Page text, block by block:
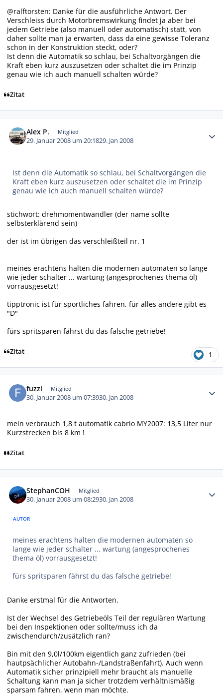
@ralftorsten: Danke für die ausführliche Antwort. Der
Verschleiss durch Motorbremswirkung findet ja aber bei
jedem Getriebe (also manuell oder automatisch) statt, von
daher sollte man ja erwarten, dass da eine gewisse Toleranz
schon in der Konstruktion steckt, oder?
Ist denn die Automatik so schlau, bei Schaltvorgängen die
Kraft eben kurz auszusetzen oder schaltet die im Prinzip
genau wie ich auch manuell schalten würde?
Zitat
Alex P. Mitglied
29. Januar 2008 um 20:1829. Jan 2008
Ist denn die Automatik so schlau, bei Schaltvorgängen die
Kraft eben kurz auszusetzen oder schaltet die im Prinzip
genau wie ich auch manuell schalten würde?
stichwort: drehmomentwandler (der name sollte
selbsterklärend sein)
der ist im übrigen das verschleißteil nr. 1
meines erachtens halten die modernen automaten so lange
wie jeder schalter ... wartung (angesprochenes thema öl)
vorrausgesetzt!
tipptronic ist für sportliches fahren, für alles andere gibt es
"D"
fürs spritsparen fährst du das falsche getriebe!
Zitat 1
fuzzi Mitglied
30. Januar 2008 um 07:3930. Jan 2008
mein verbrauch 1,8 t automatik cabrio MY2007: 13,5 Liter nur
Kurzstrecken bis 8 km !
Zitat
StephanCOH Mitglied
30. Januar 2008 um 08:2930. Jan 2008
AUTOR
meines erachtens halten die modernen automaten so
lange wie jeder schalter ... wartung (angesprochenes
thema öl) vorrausgesetzt!
fürs spritsparen fährst du das falsche getriebe!
Danke erstmal für die Antworten.
Ist der Wechsel des Getriebeöls Teil der regulären Wartung
bei den Inspektionen oder sollte/muss ich da
zwischendurch/zusätzlich ran?
Bin mit den 9,0l/100km eigentlich ganz zufrieden (bei
hautpsächlicher Autobahn-/Landstraßenfahrt). Auch wenn
Automatik sicher prinzipiell mehr braucht als manuelle
Schaltung kann man ja sicher trotzdem verhältnismäßig
sparsam fahren, wenn man möchte.